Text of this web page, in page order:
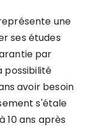
une
ses études
par
possibilité
avoir besoin
s'étale
10 ans après